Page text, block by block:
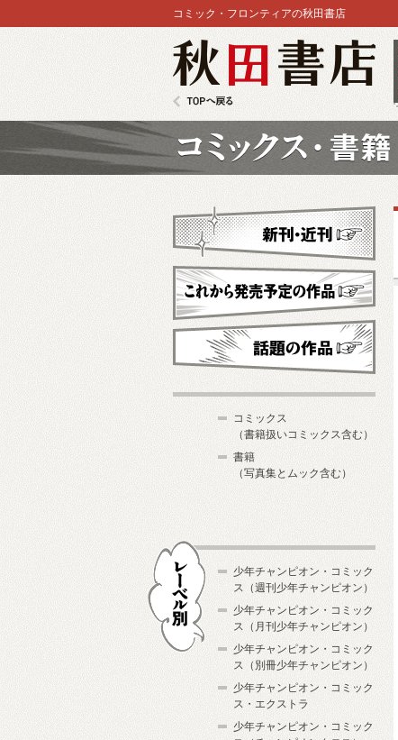
コミック・フロンティアの秋田書店
新刊・近刊
これから発売予定
コミックス
（書籍扱いコミックス含む）
書籍
（写真集とムック含む）
少年チャンピオン・コミック
ス（週刊少年チャンピオン）
少年チャンピオン・コミック
ス（月刊少年チャンピオン）
少年チャンピオン・コミック
ス（別冊少年チャンピオン）
少年チャンピオン・コミック
ス・エクストラ
少年チャンピオン・コミック